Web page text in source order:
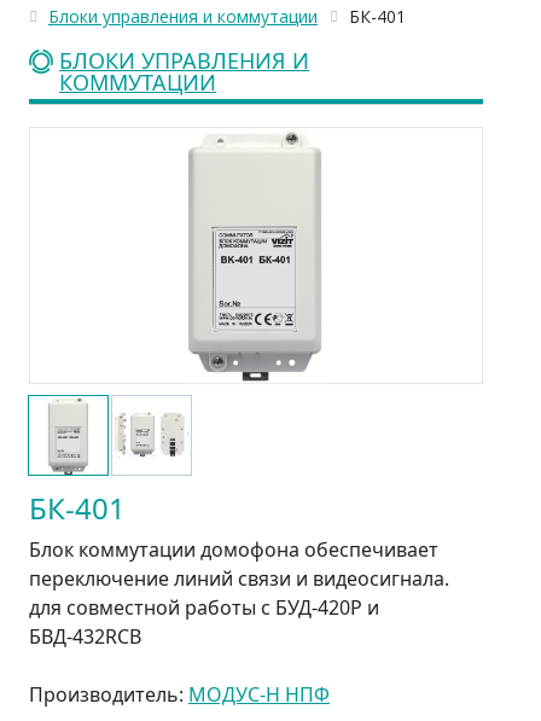
Блоки управления и коммутации
БК-401
БЛОКИ УПРАВЛЕНИЯ И
КОММУТАЦИИ
БК-401
Блок коммутации домофона обеспечивает
переключение линий связи и видеосигнала.
для совместной работы с БУД-420Р и
БВД-432RCB
Производитель: МОДУС-Н НПФ